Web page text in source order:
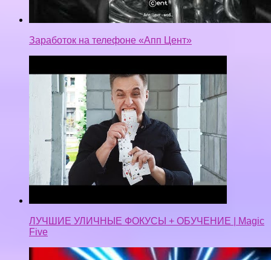
ЛУЧШИЕ УЛИЧНЫЕ ФОКУСЫ + ОБУЧЕНИЕ | Magic
Five
какая-то хрень